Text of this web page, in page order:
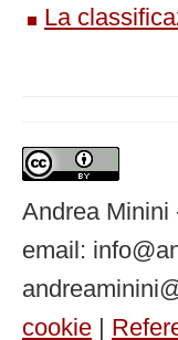
La
Andrea Minini
email:
cookie |